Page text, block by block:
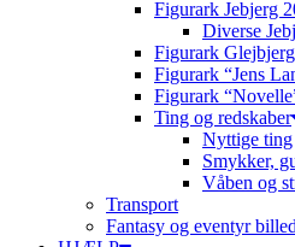
Figurark Jebjerg
Diverse
Figurark Glejbjerg
Figurark “Jens
Figurark
Ting og redskaber
Nyttige ting
Smykker,
Våben og
Transport
Fantasy og eventyr